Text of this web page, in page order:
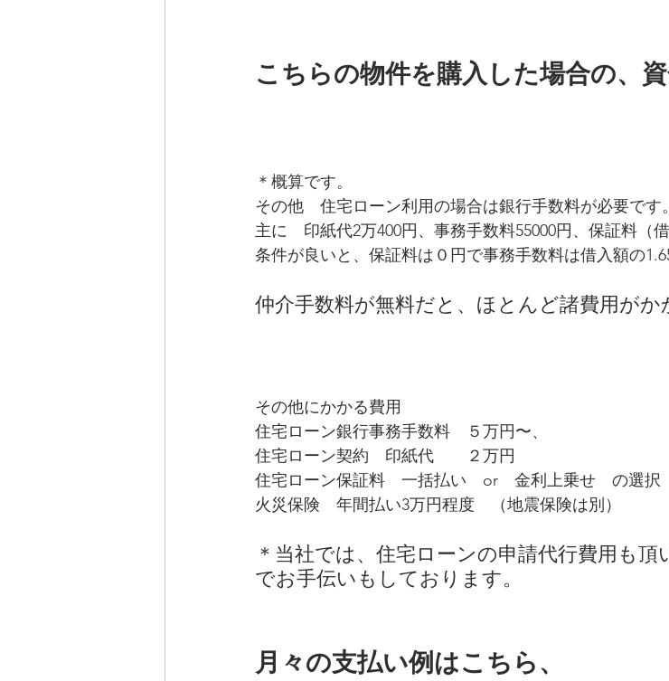
こちらの物件を購入した場合の、
＊概算です。
その他　住宅ローン利用の場合は銀行手数料が必要です。
主に　印紙代2万400円、事務手数料55000円、保証料（借
条件が良いと、保証料は０円で事務手数料は借入額の
仲介手数料が無料だと、ほとんど諸費用がか
その他にかかる費用
住宅ローン銀行事務手数料　５万円〜、
住宅ローン契約　印紙代　　２万円
住宅ローン保証料　一括払い　or　金利上乗せ　の選択
火災保険　年間払い3万円程度　（地震保険は別）
＊当社では、住宅ローンの申請代行費用も
でお手伝いもしております。
月々の支払い例はこちら、